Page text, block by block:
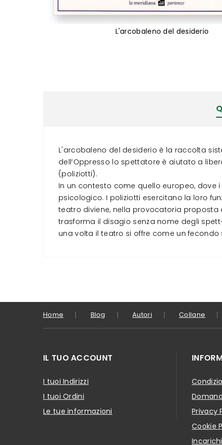
L'arcobaleno del desiderio
L'arcobaleno del desiderio è la raccolta
dell’Oppresso lo spettatore è aiutato a
(poliziotti).
In un contesto come quello europeo, dove
psicologico. I poliziotti esercitano la loro
teatro diviene, nella provocatoria proposta
trasforma il disagio senza nome degli
una volta il teatro si offre come un
Home Blog Autori Collane
IL TUO ACCOUNT
I tuoi Indirizzi
I tuoi Ordini
Le tue informazioni
Privacy
Cookie